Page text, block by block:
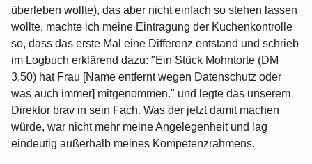
überleben wollte), das aber nicht einfach so stehen lassen
wollte, machte ich meine Eintragung der Kuchenkontrolle
so, dass das erste Mal eine Differenz entstand und schrieb
im Logbuch erklärend dazu: "Ein Stück Mohntorte (DM
3,50) hat Frau [Name entfernt wegen Datenschutz oder
was auch immer] mitgenommen." und legte das unserem
Direktor brav in sein Fach. Was der jetzt damit machen
würde, war nicht mehr meine Angelegenheit und lag
eindeutig außerhalb meines Kompetenzrahmens.